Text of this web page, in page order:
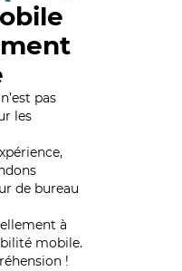
pas
les
de bureau
à
mobile.
!